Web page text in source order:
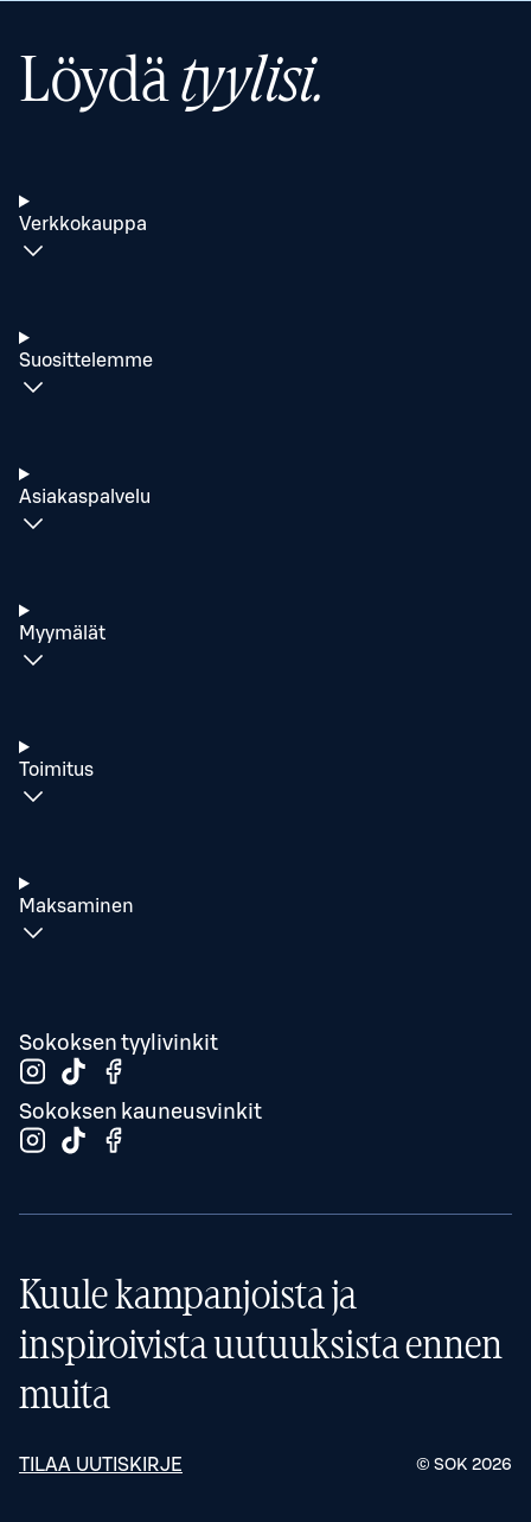
Löydätyylisi.
Verkkokauppa
Suosittelemme
Asiakaspalvelu
Myymälät
Toimitus
Maksaminen
Sokoksen tyylivinkit
Sokoksen kauneusvinkit
Kuule kampanjoista ja
inspiroivista uutuuksista ennen
muita
TILAA UUTISKIRJE © SOK 2026